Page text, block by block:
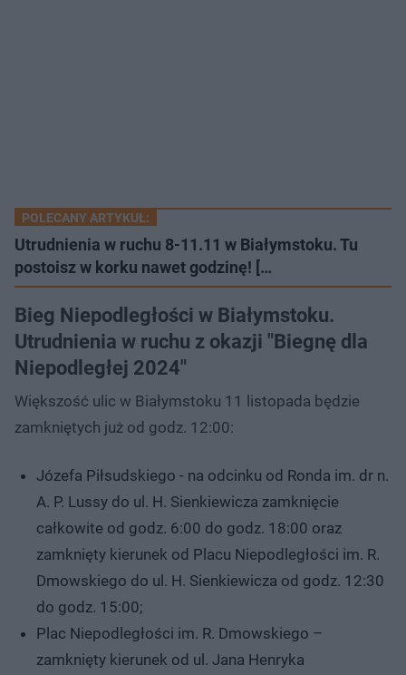
POLECANY ARTYKUŁ:
Utrudnienia w ruchu 8-11.11 w Białymstoku. Tu
postoisz w korku nawet godzinę! […
Bieg Niepodległości w Białymstoku.
Utrudnienia w ruchu z okazji "Biegnę dla
Niepodległej 2024"
Większość ulic w Białymstoku 11 listopada będzie
zamkniętych już od godz. 12:00:
Józefa Piłsudskiego - na odcinku od Ronda im. dr n.
A. P. Lussy do ul. H. Sienkiewicza zamknięcie
całkowite od godz. 6:00 do godz. 18:00 oraz
zamknięty kierunek od Placu Niepodległości im. R.
Dmowskiego do ul. H. Sienkiewicza od godz. 12:30
do godz. 15:00;
Plac Niepodległości im. R. Dmowskiego –
zamknięty kierunek od ul. Jana Henryka